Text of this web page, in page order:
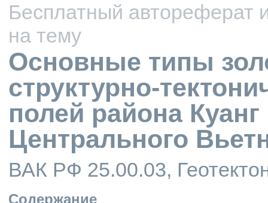
Бесплатный автореферат
на тему
Основные типы
структурно-
полей района
Центрального
ВАК РФ 25.00.03,
Содержание